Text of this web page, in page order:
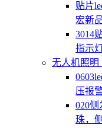
贴片
宏新
3014
指示
无人机照明
压报
020侧
珠，